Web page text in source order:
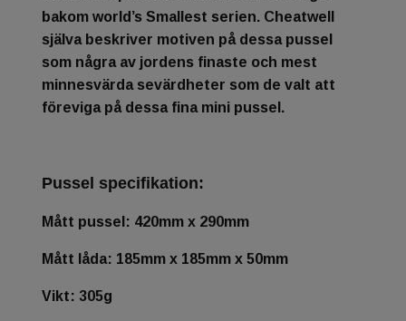
bakom world’s Smallest serien. Cheatwell
själva beskriver motiven på dessa pussel
som några av jordens finaste och mest
minnesvärda sevärdheter som de valt att
föreviga på dessa fina mini pussel.
Pussel specifikation:
Mått pussel: 420mm x 290mm
Mått låda: 185mm x 185mm x 50mm
Vikt: 305g